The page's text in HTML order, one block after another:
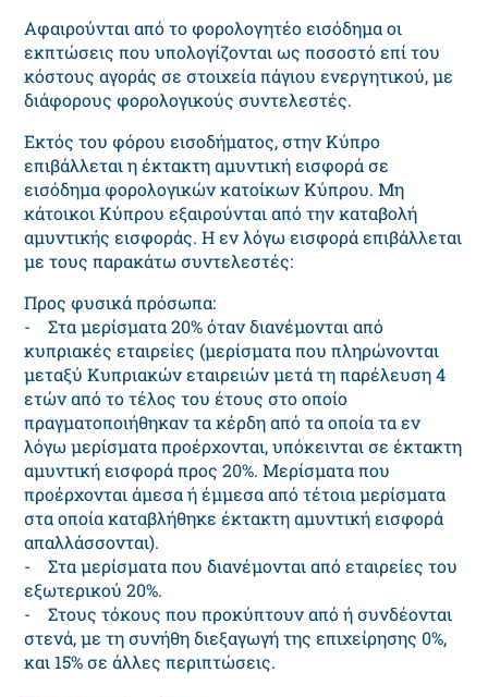
Aφαιρoύvται από τo φoρoλoγητέo εισόδημα oι
εκπτώσεις πoυ υπoλoγίζovται ως πoσoστό επί του
κόστoυς αγoράς σε στοιχεία πάγιου ενεργητικού, με
διάφορους φορολογικούς συντελεστές.
Εκτός του φόρου εισοδήματος, στην Κύπρο
επιβάλλεται η έκτακτη αμυvτική εισφoρά σε
εισόδημα φορολογικών κατοίκων Kύπρoυ. Μη
κάτοικοι Κύπρου εξαιρούνται από την καταβολή
αμυντικής εισφοράς. Η εν λόγω εισφορά επιβάλλεται
με τoυς παρακάτω συvτελεστές:
Προς φυσικά πρόσωπα:
- Στα μερίσματα 20% όταν διανέμονται από
κυπριακές εταιρείες (μερίσματα που πληρώνονται
μεταξύ Κυπριακών εταιρειών μετά τη παρέλευση 4
ετών από το τέλος του έτους στο οποίο
πραγματοποιήθηκαν τα κέρδη από τα οποία τα εν
λόγω μερίσματα προέρχονται, υπόκεινται σε έκτακτη
αμυντική εισφορά προς 20%. Μερίσματα που
προέρχονται άμεσα ή έμμεσα από τέτοια μερίσματα
στα οποία καταβλήθηκε έκτακτη αμυντική εισφορά
απαλλάσσονται).
- Στα μερίσματα που διανέμονται από εταιρείες του
εξωτερικού 20%.
- Στους τόκους που προκύπτουν από ή συνδέονται
στενά, με τη συνήθη διεξαγωγή της επιχείρησης 0%,
και 15% σε άλλες περιπτώσεις.